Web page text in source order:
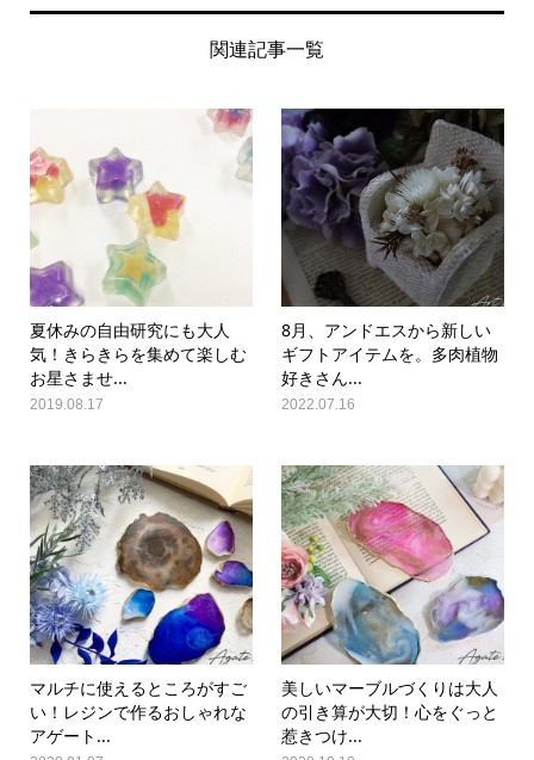
関連記事一覧
夏休みの自由研究にも大人
気！きらきらを集めて楽しむ
お星さませ...
2019.08.17
8月、アンドエスから新しい
ギフトアイテムを。多肉植物
好きさん...
2022.07.16
マルチに使えるところがすご
い！レジンで作るおしゃれな
アゲート...
美しいマーブルづくりは大人
の引き算が大切！心をぐっと
惹きつけ...